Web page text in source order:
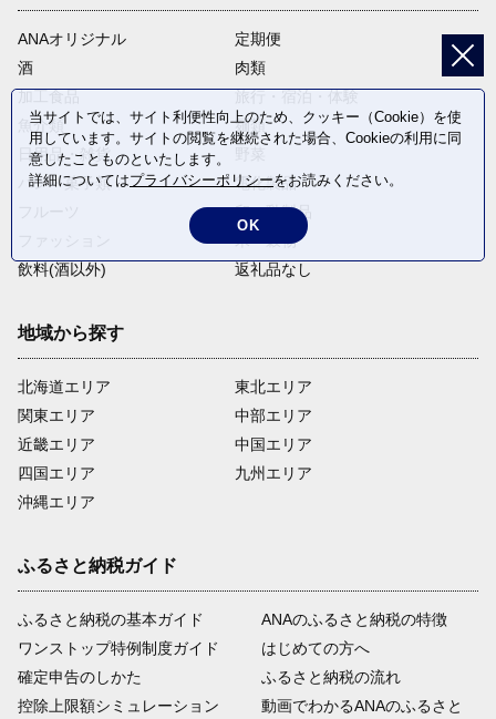
ANAオリジナル
定期便
酒
肉類
魚介類
麺類
日用品・雑貨
パン・菓子類
電化製品
卵・乳製品
米・穀物
飲料(酒以外)
返礼品なし
地域から探す
北海道エリア
関東エリア
近畿エリア
四国エリア
沖縄エリア
東北エリア
中部エリア
中国エリア
九州エリア
ふるさと納税ガイド
ふるさと納税の基本ガイド
ワンストップ特例制度ガイド
確定申告のしかた
控除上限額シミュレーション
ANAのふるさと納税の特徴
はじめての方へ
ふるさと納税の流れ
動画でわかるANAのふるさと
当サイトでは、サイト利便性向上のため、クッキー（Cookie）を使
用しています。サイトの閲覧を継続された場合、Cookieの利用に同
意したことものといたします。
詳細についてはプライバシーポリシーをお読みください。
OK